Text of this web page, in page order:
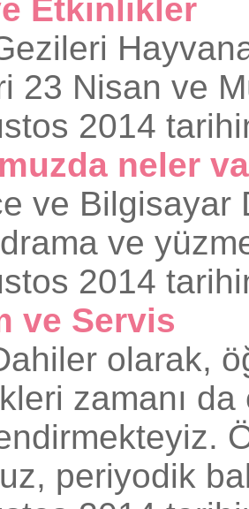
Etkinlikler
23 Nisan ve
2014
neler
ve Bilgisayar
ve
2014
ve Servis
olarak,
zamanı
periyodik